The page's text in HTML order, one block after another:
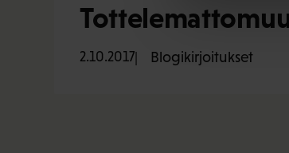
2.10.2017 Blogikirjoitukset